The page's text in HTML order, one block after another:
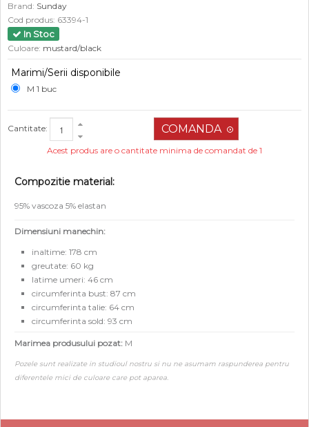
Brand: Sunday
Cod produs: 63394-1
In Stoc
Culoare: mustard/black
Marimi/Serii disponibile
M 1 buc
Cantitate:
Acest produs are o cantitate minima de comandat de 1
Compozitie material:
95% vascoza 5% elastan
Dimensiuni manechin:
inaltime: 178 cm
greutate: 60 kg
latime umeri: 46 cm
circumferinta bust: 87 cm
circumferinta talie: 64 cm
circumferinta sold: 93 cm
Marimea produsului pozat: M
Pozele sunt realizate in studioul nostru si nu ne asumam raspunderea pentru
diferentele mici de culoare care pot aparea.